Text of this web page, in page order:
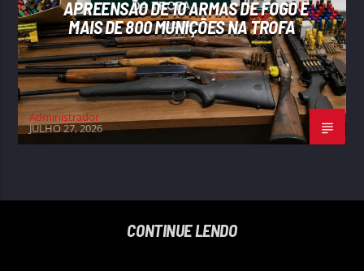
APREENSÃO DE 10 ARMAS DE FOGO E
MAIS DE 800 MUNIÇÕES NA TROFA
Administrador
JULHO 27, 2026
CONTINUE LENDO